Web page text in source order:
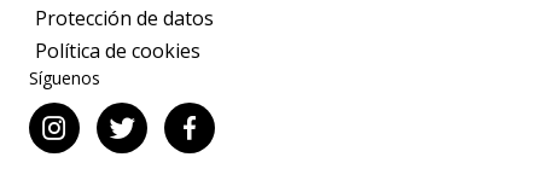
Protección de datos
Política de cookies
Síguenos